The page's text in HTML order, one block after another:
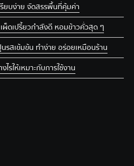
ยบง่าย จัดสรรพื้นที่คุ้มค่า
ผ็ดเปรี้ยวกำลังดี หอมข้าวคั่วสุด ๆ
รสเข้มข้น ทำง่าย อร่อยเหมือนร้าน
รให้เหมาะกับการใช้งาน